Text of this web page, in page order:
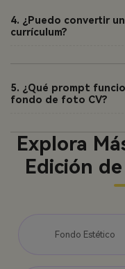
4. ¿Puedo convertir
currículum?
5. ¿Qué prompt
fondo de foto CV?
Explora
Edición
Fondo Estético